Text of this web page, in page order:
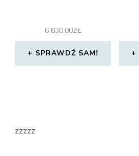
6 830,00ZŁ
SPRAWDŹ SAM!
zzzzz